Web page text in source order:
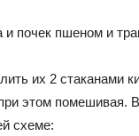
и почек пшеном и
их 2 стаканами
этом помешивая.
схеме: